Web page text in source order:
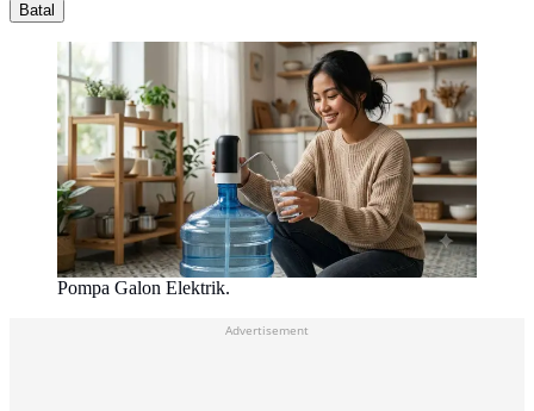
Batal
Pompa Galon Elektrik.
Advertisement